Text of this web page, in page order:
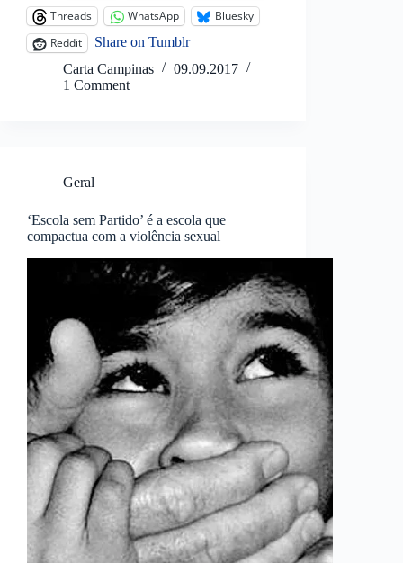
Threads
WhatsApp
Bluesky
Reddit
Share on Tumblr
Carta Campinas
09.09.2017
1 Comment
Geral
‘Escola sem Partido’ é a escola que
compactua com a violência sexual